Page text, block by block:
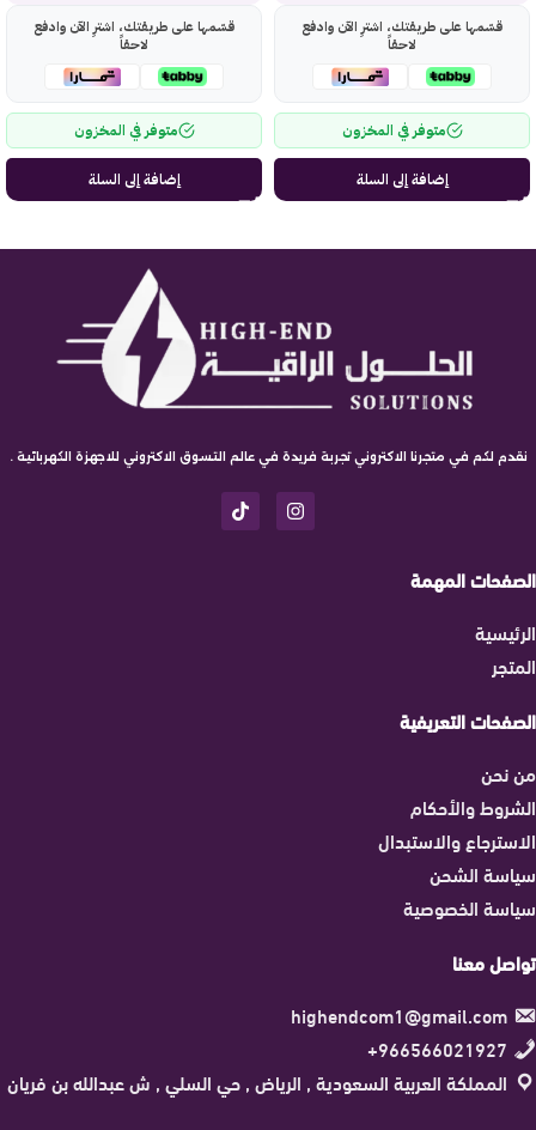
قسّمها على طريقتك، اشترِ الآن وادفع
لاحقاً
متوفر في المخزون
إضافة إلى السلة
قسّمها على طريقتك، اشترِ الآن وادفع
لاحقاً
متوفر في المخزون
إضافة إلى السلة
نقدم لكم في متجرنا الاكتروني تجربة فريدة في عالم التسوق الاكتروني للاجهزة الكهربائية .
الصفحات المهمة
الرئيسية
المتجر
الصفحات التعريفية
من نحن
الشروط والأحكام
الاسترجاع والاستبدال
سياسة الشحن
سياسة الخصوصية
تواصل معنا
highendcom1@gmail.com
966566021927+
المملكة العربية السعودية , الرياض , حي السلي , ش عبدالله بن فريان